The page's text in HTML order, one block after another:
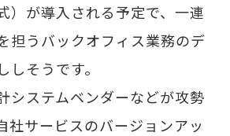
）が導入される予定で、一連
担うバックオフィス業務のデ
そうです。
システムベンダーなどが攻勢
社サービスのバージョンアッ